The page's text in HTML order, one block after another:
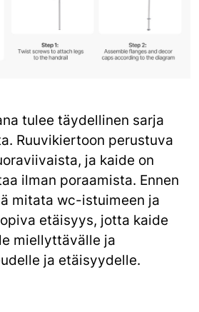
tulee täydellinen sarja
Ruuvikiertoon perustuva
ja kaide on
ilman poraamista. Ennen
mitata wc-istuimeen ja
etäisyys, jotta kaide
miellyttävälle ja
ja etäisyydelle.